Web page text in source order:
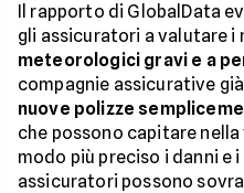
Il rapporto di GlobalData
gli assicuratori a valutare i
meteorologici gravi e a
compagnie assicurative
nuove polizze
che possono capitare
modo più preciso i danni e
assicuratori possono